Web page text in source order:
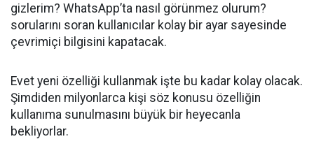
gizlerim? WhatsApp’ta nasıl görünmez olurum?
sorularını soran kullanıcılar kolay bir ayar sayesinde
çevrimiçi bilgisini kapatacak.
Evet yeni özelliği kullanmak işte bu kadar kolay olacak.
Şimdiden milyonlarca kişi söz konusu özelliğin
kullanıma sunulmasını büyük bir heyecanla
bekliyorlar.